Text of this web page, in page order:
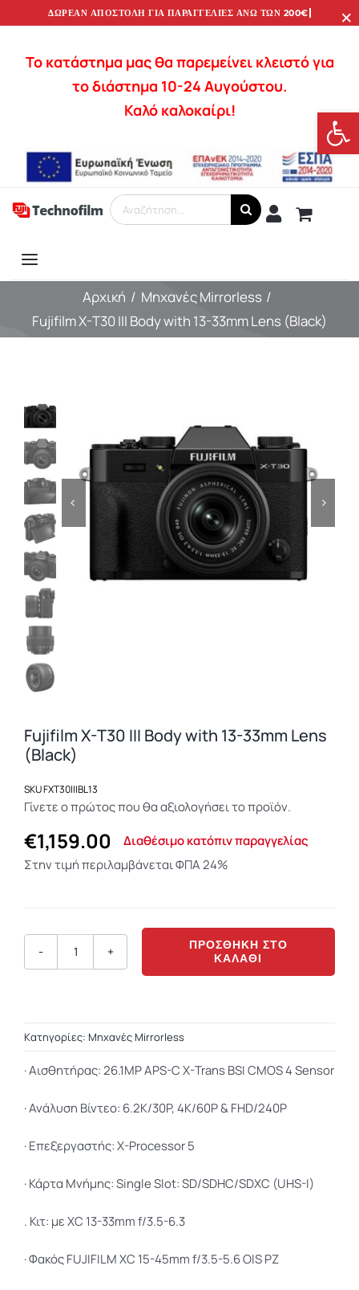
Μετάβαση
περιεχόμενο
Το κατάστημα μας θα παρεμείνει κλειστό για
το διάστημα 10-24 Αυγούστου.
Καλό καλοκαίρι!
Αναζήτηση
για:
Toggle
Navigation
Φωτογραφία
Σχετικά με εμάς
Επικοινωνία
Αρχική
Μηχανές Mirrorless
Fujifilm X-T30 III Body with 13-33mm Lens (Black)
Fujifilm X-T30 III Body with 13-33mm Lens
(Black)
SKUFXT30IIIBL13
Γίνετε ο πρώτος που θα αξιολογήσει το προϊόν.
€1,159.00
Διαθέσιμο κατόπιν παραγγελίας
Στην τιμή περιλαμβάνεται ΦΠΑ 24%
Fujifilm
Body
with
33mm
(Black)
ποσότητα
ΠΡΟΣΘΉΚΗ ΣΤΟ
ΚΑΛΆΘΙ
Kατηγορίες: Μηχανές Mirrorless
·Αισθητήρας:26.1MP APS-C X-Trans BSI CMOS 4 Sensor
·Ανάλυση Βίντεο: 6.2K/30P, 4K/60P & FHD/240P
·Επεξεργαστής: X-Processor 5
·Κάρτα Μνήμης:Single Slot: SD/SDHC/SDXC (UHS-I)
. Κιτ: με XC 13-33mm f/3.5-6.3
· Φακός FUJIFILM XC 15-45mm f/3.5-5.6 OIS PZ
×
Απολύτως
Απαραίτητα
σύνδεση χρήστη
ιστότοπος δεν
μπορεί να
χρησιμοποιηθεί
σωστά χωρίς τα
απολύτως